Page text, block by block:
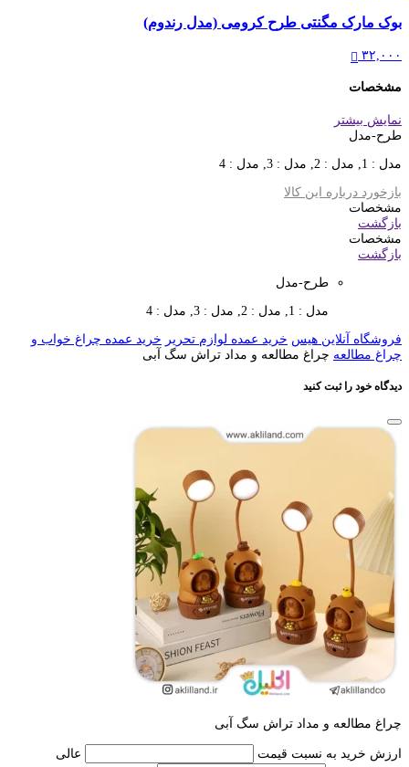
بوک مارک مگنتی طرح کرومی (مدل رندوم)
۳۲,۰۰۰
مشخصات
نمایش بیشتر
طرح-مدل
مدل : 1, مدل : 2, مدل : 3, مدل : 4
بازخورد درباره این کالا
مشخصات
بازگشت
مشخصات
بازگشت
طرح-مدل
مدل : 1, مدل : 2, مدل : 3, مدل : 4
فروشگاه آنلاین هیس خرید عمده لوازم تحریر خرید عمده چراغ خواب و
چراغ مطالعه چراغ مطالعه و مداد تراش سگ آبی
دیدگاه خود را ثبت کنید
چراغ مطالعه و مداد تراش سگ آبی
ارزش خرید به نسبت قیمت
عالی